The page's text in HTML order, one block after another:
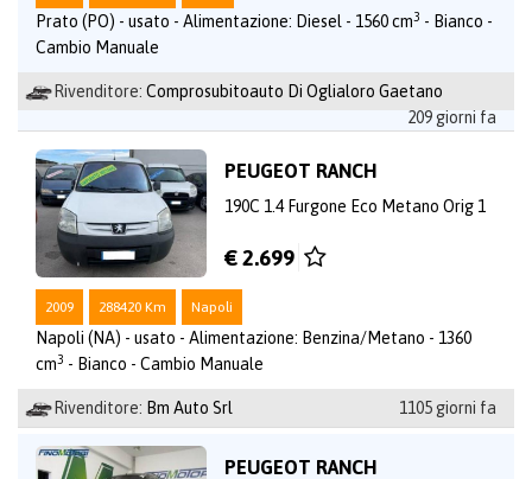
Prato (PO) - usato - Alimentazione: Diesel - 1560 cm3 - Bianco -
Cambio Manuale
Rivenditore: Comprosubitoauto Di Oglialoro Gaetano
209 giorni fa
PEUGEOT RANCH
190C 1.4 Furgone Eco Metano Orig 1
€ 2.699
2009 288420 Km Napoli
Napoli (NA) - usato - Alimentazione: Benzina/Metano - 1360
cm3 - Bianco - Cambio Manuale
Rivenditore: Bm Auto Srl 1105 giorni fa
PEUGEOT RANCH